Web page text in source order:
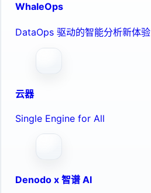
WhaleOps
DataOps 驱动的智能分析新体验
云器
Single Engine for All
Denodo x 智谱 AI